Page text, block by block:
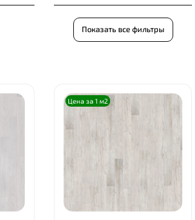
Показать все фильтры
Цена за 1 м2